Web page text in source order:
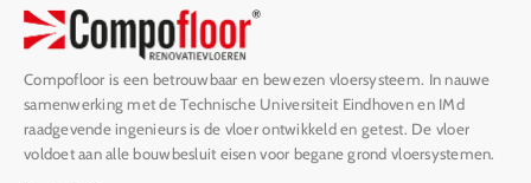
Compofloor is een betrouwbaar en bewezen vloersysteem. In nauwe
samenwerking met de Technische Universiteit Eindhoven en IMd
raadgevende ingenieurs is de vloer ontwikkeld en getest. De vloer
voldoet aan alle bouwbesluit eisen voor begane grond vloersystemen.